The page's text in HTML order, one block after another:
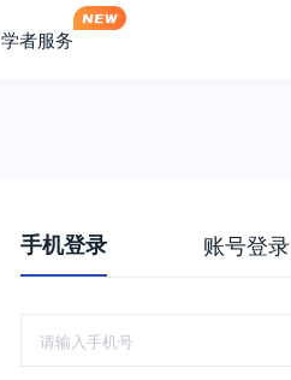
学者服务
手机登录 账号登录